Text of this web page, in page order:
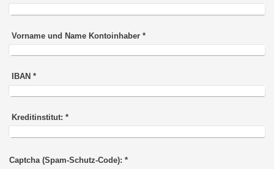
Vorname und Name Kontoinhaber *
IBAN *
Kreditinstitut: *
Captcha (Spam-Schutz-Code): *